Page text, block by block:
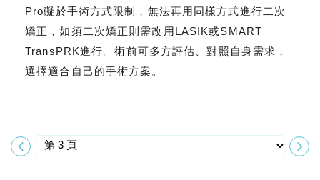
Pro礙於手術方式限制，無法再用同樣方式進行二次
矯正，如須二次矯正則需改用LASIK或SMART
TransPRK進行。術前可多方評估、對照自身需求，
選擇適合自己的手術方案。